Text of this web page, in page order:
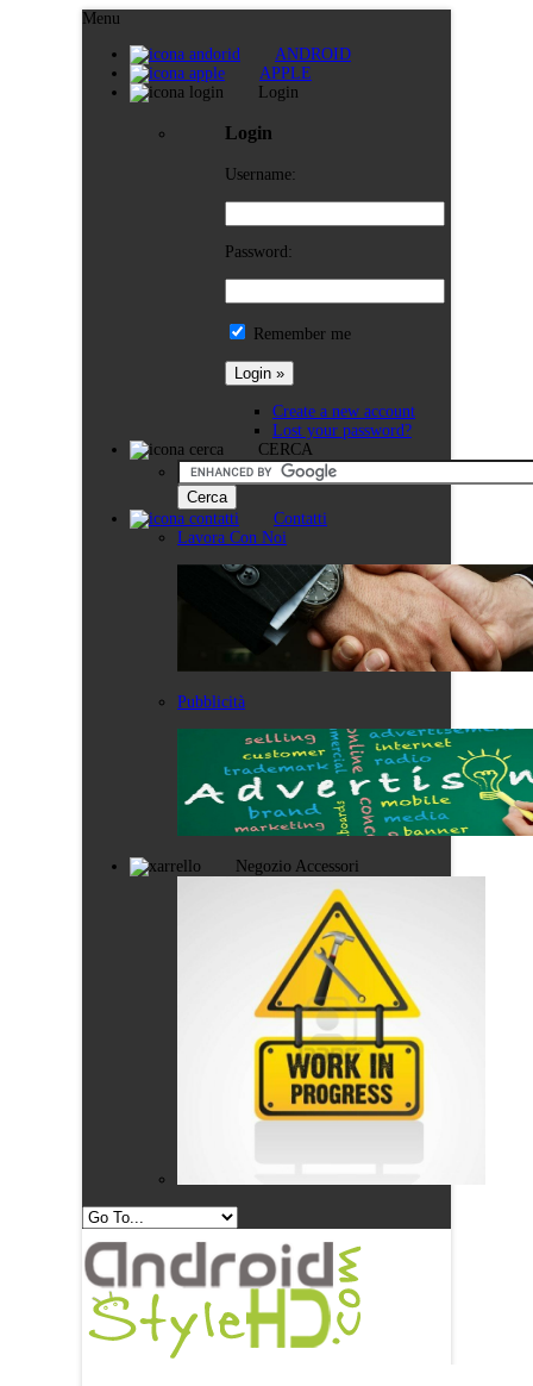
Menu
ANDROID
APPLE
Login
Login
Username:
Password:
Remember me
Create a new account
Lost your password?
CERCA
Contatti
Lavora Con Noi
Pubblicità
Negozio Accessori